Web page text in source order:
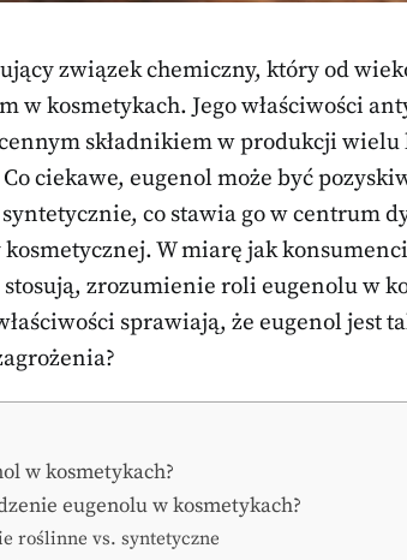
związek chemiczny, który od
w kosmetykach. Jego właściwości
składnikiem w produkcji
ciekawe, eugenol może być
co stawia go w centrum
W miarę jak
stosują, zrozumienie roli eugenolu w
sprawiają, że eugenol jest
w kosmetykach?
eugenolu w kosmetykach?
roślinne vs. syntetyczne